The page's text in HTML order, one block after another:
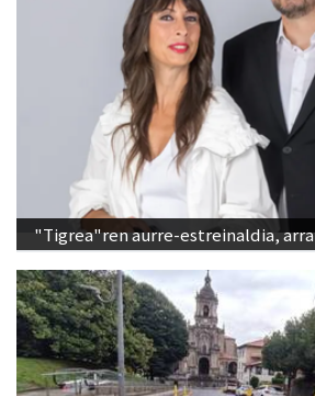
"Tigrea"ren aurre-estreinaldia,